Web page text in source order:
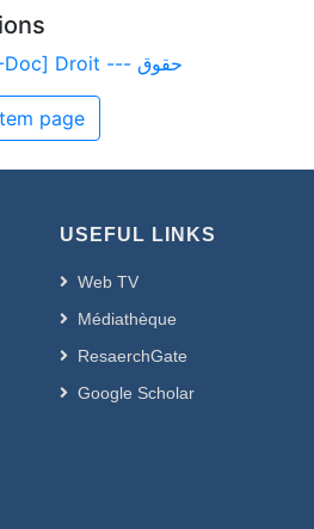
- [ VRPG-Doc] Droit --- حقوق
page
USEFUL LINKS
Web TV
Médiathèque
ResaerchGate
Google Scholar